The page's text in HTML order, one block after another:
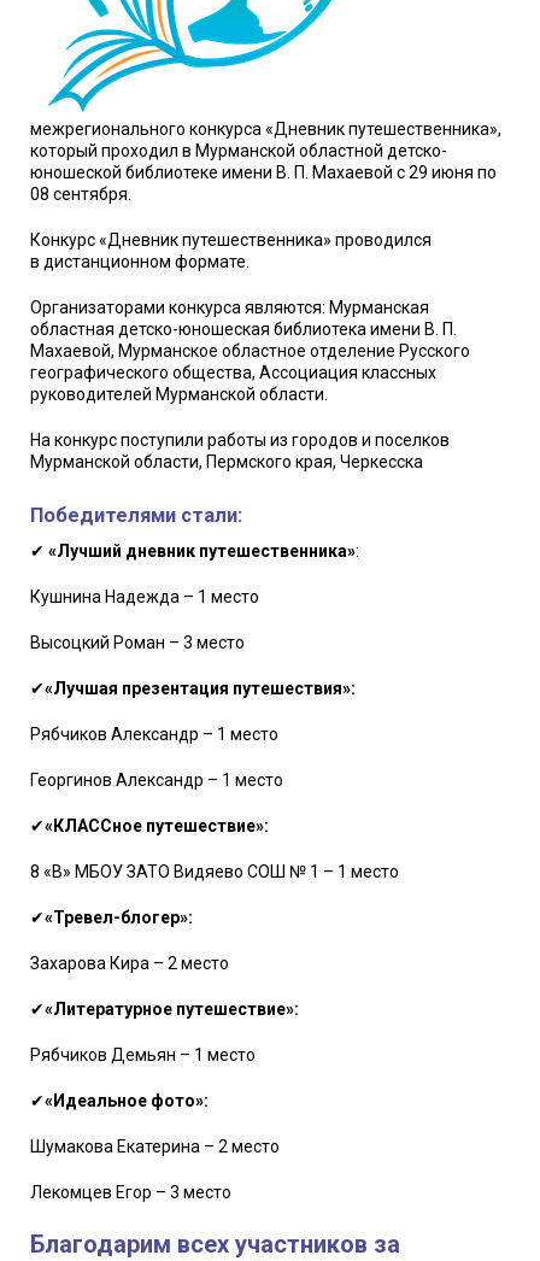
межрегионального конкурса «Дневник путешественника»,
который проходил в Мурманской областной детско-
юношеской библиотеке имени В. П. Махаевой с 29 июня по
08 сентября.
Конкурс «Дневник путешественника» проводился
в дистанционном формате.
Организаторами конкурса являются: Мурманская
областная детско-юношеская библиотека имени В. П.
Махаевой, Мурманское областное отделение Русского
географического общества, Ассоциация классных
руководителей Мурманской области.
На конкурс поступили работы из городов и поселков
Мурманской области, Пермского края, Черкесска
Победителями стали:
✔ «Лучший дневник путешественника»:
Кушнина Надежда – 1 место
Высоцкий Роман – 3 место
✔«Лучшая презентация путешествия»:
Рябчиков Александр – 1 место
Георгинов Александр – 1 место
✔«КЛАССное путешествие»:
8 «В» МБОУ ЗАТО Видяево СОШ № 1 – 1 место
✔«Тревел-блогер»:
Захарова Кира – 2 место
✔«Литературное путешествие»:
Рябчиков Демьян – 1 место
✔«Идеальное фото»:
Шумакова Екатерина – 2 место
Лекомцев Егор – 3 место
Благодарим всех участников за